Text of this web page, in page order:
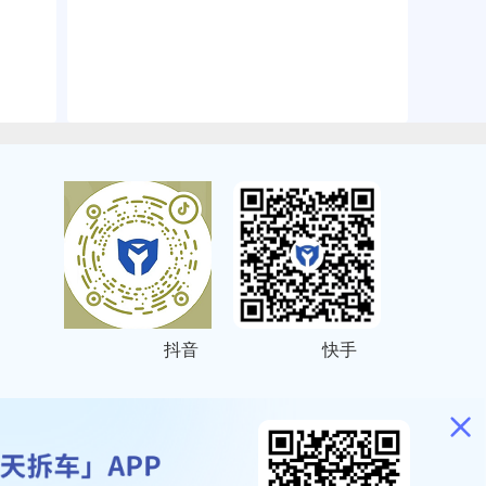
抖音 快手
号